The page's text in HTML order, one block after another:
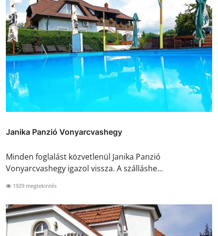
Janika Panzió Vonyarcvashegy
Minden foglalást közvetlenül Janika Panzió
Vonyarcvashegy igazol vissza. A szálláshe...
1929 megtekintés